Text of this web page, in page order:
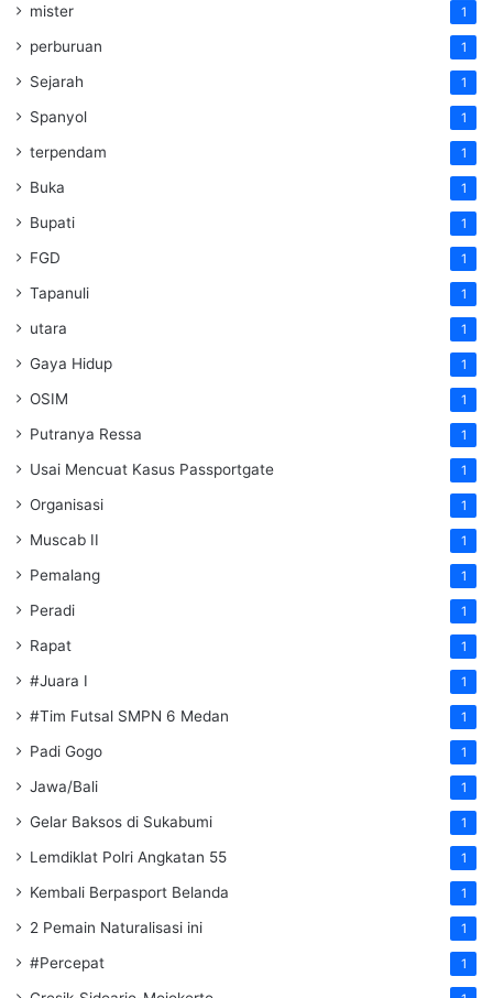
mister 1
perburuan 1
Sejarah 1
Spanyol 1
terpendam 1
Buka 1
Bupati 1
FGD 1
Tapanuli 1
utara 1
Gaya Hidup 1
OSIM 1
Putranya Ressa 1
Usai Mencuat Kasus Passportgate 1
Organisasi 1
Muscab II 1
Pemalang 1
Peradi 1
Rapat 1
#Juara I 1
#Tim Futsal SMPN 6 Medan 1
Padi Gogo 1
Jawa/Bali 1
Gelar Baksos di Sukabumi 1
Lemdiklat Polri Angkatan 55 1
Kembali Berpasport Belanda 1
2 Pemain Naturalisasi ini 1
#Percepat 1